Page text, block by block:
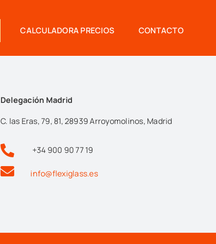
CALCULADORA PRECIOS CONTACTO
Delegación Madrid
C. las Eras, 79, 81, 28939 Arroyomolinos, Madrid
+34 900 90 77 19
info@flexiglass.es